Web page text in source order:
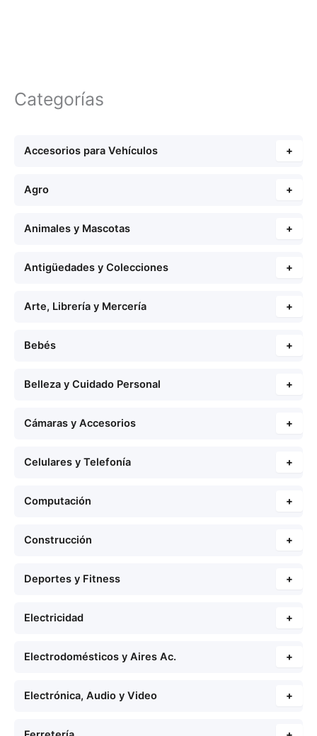
Categorías
Accesorios para Vehículos +
Agro +
Animales y Mascotas +
Antigüedades y Colecciones +
Arte, Librería y Mercería +
Bebés +
Belleza y Cuidado Personal +
Cámaras y Accesorios +
Celulares y Telefonía +
Computación +
Construcción +
Deportes y Fitness +
Electricidad +
Electrodomésticos y Aires Ac. +
Electrónica, Audio y Video +